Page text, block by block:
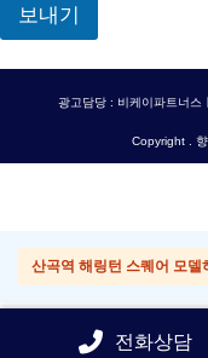
보내기
전화상담
광고담당 : 비케이파트너
Copyright .
산곡역 해링턴 스퀘어 모델